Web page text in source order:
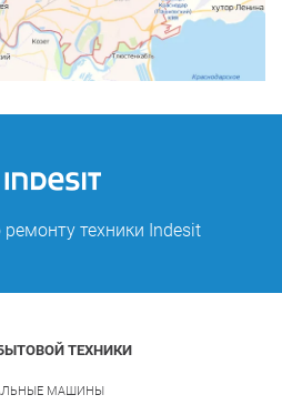
техники Indesit
ТЕХНИКИ
МАШИНЫ